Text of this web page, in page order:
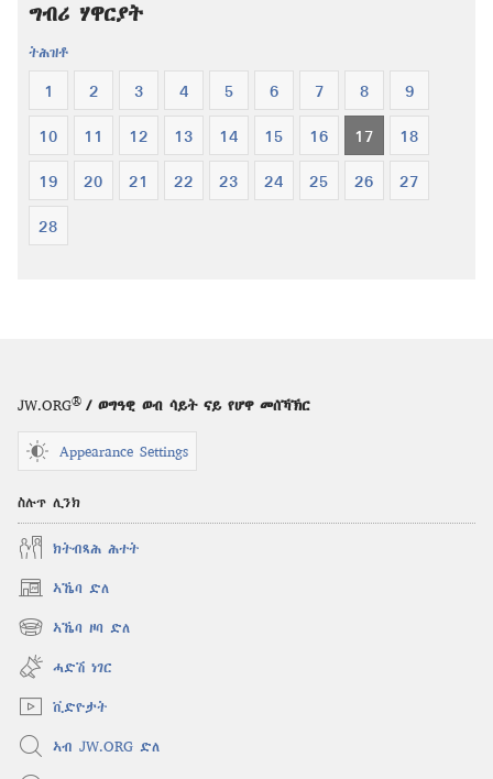
ግብሪ ሃዋርያት
ትሕዝቶ
1 2 3 4 5 6 7 8 9
10 11 12 13 14 15 16 17 18
19 20 21 22 23 24 25 26 27
28
JW.ORG® / ወግዓዊ ወብ ሳይት ናይ የሆዋ መሰኻኽር
Appearance Settings
ስሉጥ ሊንክ
ክትብጻሕ ሕተት
ኣኼባ ድለ
(opens
new
window)
ኣኼባ ዞባ ድለ
(opens
new
window)
ሓድሽ ነገር
ቪድዮታት
ኣብ JW.ORG ድለ